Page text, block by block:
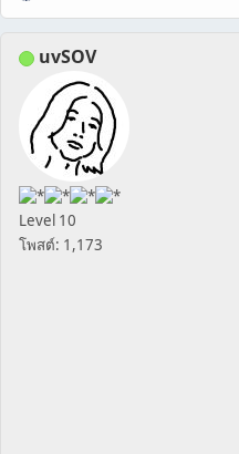
uvSOV
Level 10
โพสต์: 1,173